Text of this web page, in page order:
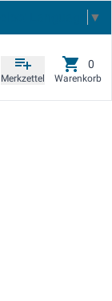
▼
Merkzettel Warenkorb
0